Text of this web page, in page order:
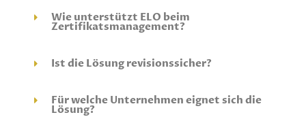
Wie unterstützt ELO beim
Zertifikatsmanagement?
Ist die Lösung revisionssicher?
Für welche Unternehmen eignet sich die
Lösung?